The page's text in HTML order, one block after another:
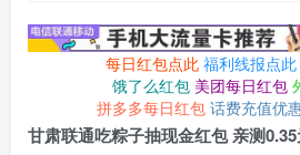
每日红包点此 福利线报点此
饿了么红包 美团每日红包
拼多多每日红包 话费充值优
甘肃联通吃粽子抽现金红包 亲测